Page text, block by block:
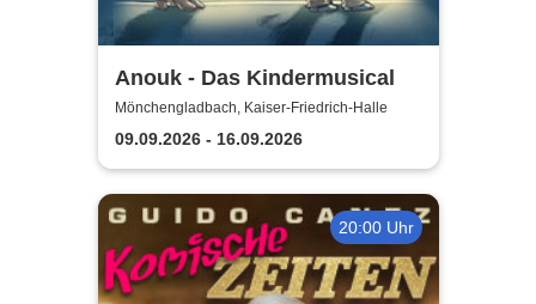
Anouk - Das Kindermusical
Mönchengladbach, Kaiser-Friedrich-Halle
09.09.2026 - 16.09.2026
20:00 Uhr